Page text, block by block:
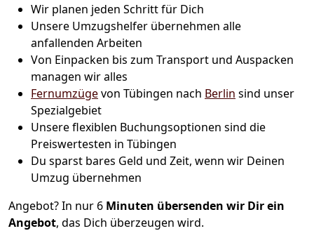
Wir planen jeden Schritt für Dich
Unsere Umzugshelfer übernehmen alle
anfallenden Arbeiten
Von Einpacken bis zum Transport und Auspacken
managen wir alles
Fernumzügevon Tübingen nach Berlin sind unser
Spezialgebiet
Unsere flexiblen Buchungsoptionen sind die
Preiswertesten in Tübingen
Du sparst bares Geld und Zeit, wenn wir Deinen
Umzug übernehmen
Angebot? In nur 6 Minuten übersenden wir Dir ein
Angebot, das Dich überzeugen wird.